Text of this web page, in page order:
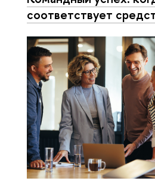
соответствует